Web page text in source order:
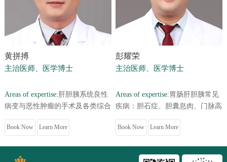
黄拼搏
主治医师、医学博士
Areas of expertise: 肝胆胰系统良性
病变与恶性肿瘤的手术及各类综合
治疗。具有较丰富的肝胆外科临床
诊断和治疗经验，专注于肝胆...
Book Now Learn More
彭耀荣
主治医师、医学博士
Areas of expertise: 胃肠肝胆胰常见
疾病：胆石症、胆囊息肉、门脉高
压症、急慢性胆囊炎及胆管炎、急
慢性胰腺炎等良性疾病及肝癌...
Book Now Learn More